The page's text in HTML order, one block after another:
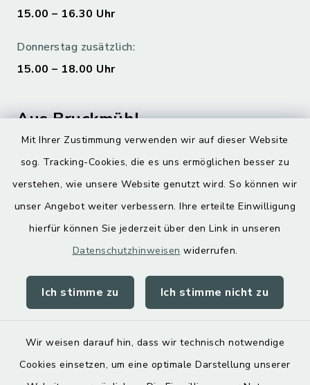
Mit Ihrer Zustimmung verwenden wir auf dieser Website
sog. Tracking-Cookies, die es uns ermöglichen besser zu
verstehen, wie unsere Website genutzt wird. So können wir
unser Angebot weiter verbessern. Ihre erteilte Einwilligung
hierfür können Sie jederzeit über den Link in unseren
Datenschutzhinweisen widerrufen.
Ich stimme zu Ich stimme nicht zu
Wir weisen darauf hin, dass wir technisch notwendige
Cookies einsetzen, um eine optimale Darstellung unserer
15.00 – 16.30 Uhr
Donnerstag zusätzlich:
15.00 – 18.00 Uhr
Aus Bruckmühl
Digitaler Ortsplan
Kontakt
Datenschutz